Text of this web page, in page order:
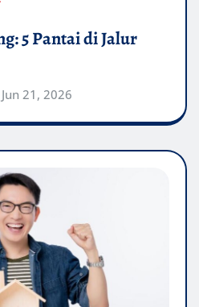
5 Pantai di Jalur
Jun 21, 2026